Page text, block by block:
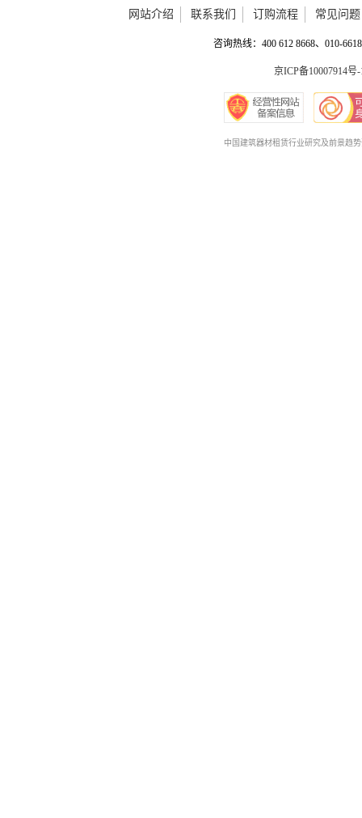
网站介绍 联系我们 订购流程 常见问题
咨询热线：400 612 8668、010-
京ICP备10007914号-
中国建筑器材租赁行业研究及前景趋